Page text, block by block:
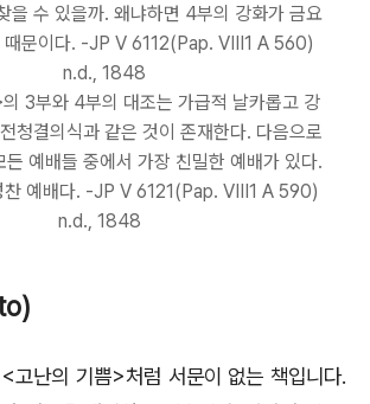
을 수 있을까. 왜냐하면 4부의 강화가 금요
때문이다. -JP V 6112(Pap. VIII1 A 560)
n.d., 1848
3부와 4부의 대조는 가급적 날카롭고 강
청결의식과 같은 것이 존재한다. 다음으로
든 예배들 중에서 가장 친밀한 예배가 있다.
찬 예배다. -JP V 6121(Pap. VIII1 A 590)
n.d., 1848
고난의 기쁨>처럼 서문이 없는 책입니다.